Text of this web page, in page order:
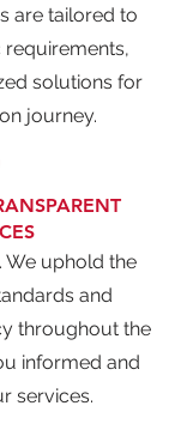
are tailored to
solutions for
journey.
We uphold the
and
throughout the
informed and
services.